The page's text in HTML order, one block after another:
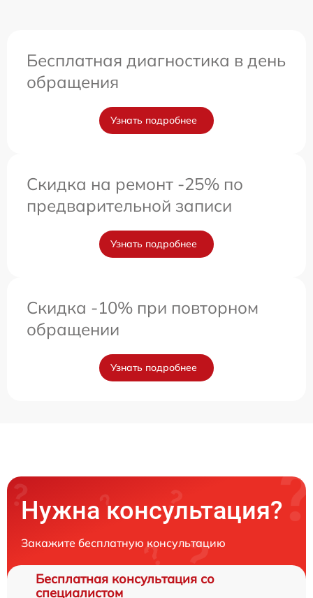
Бесплатная диагностика в день
обращения
Узнать подробнее
Скидка на ремонт -25% по
предварительной записи
Узнать подробнее
Скидка -10% при повторном
обращении
Узнать подробнее
Нужна консультация?
Закажите бесплатную консультацию
Бесплатная консультация со
специалистом